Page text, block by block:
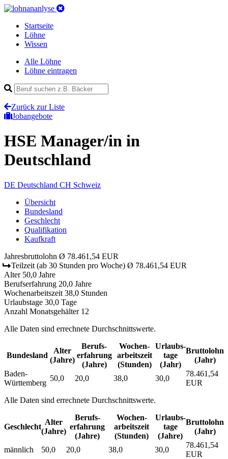
Startseite
Löhne
Wissen
Alle Löhne
Löhne eintragen
Zurück zur Liste
Jobangebote
HSE Manager/in in
Deutschland
DE Deutschland CH Schweiz
Übersicht
Bundesland
Geschlecht
Qualifikation
Kaufkraft
Jahresbruttolohn Ø 78.461,54 EUR
Teilzeit (ab 30 Stunden pro Woche) Ø 78.461,54 EUR
Alter 50,0 Jahre
Berufserfahrung 20,0 Jahre
Wochenarbeitszeit 38,0 Stunden
Urlaubstage 30,0 Tage
Anzahl Monatsgehälter 12
Alle Daten sind errechnete Durchschnittswerte.
Bundesland
Alter
(Jahre)
Berufs­
erfahrung
(Jahre)
Wochen­
arbeitszeit
(Stunden)
Urlaubs­
tage
(Jahr)
Bruttolohn
(Jahr)
Baden-
Württemberg
50,0 20,0 38,0 30,0
78.461,54
EUR
Alle Daten sind errechnete Durchschnittswerte.
Geschlecht
Alter
(Jahre)
Berufs­
erfahrung
(Jahre)
Wochen­
arbeitszeit
(Stunden)
Urlaubs­
tage
(Jahre)
Bruttolohn
(Jahr)
männlich 50,0 20,0 38,0 30,0
78.461,54
EUR